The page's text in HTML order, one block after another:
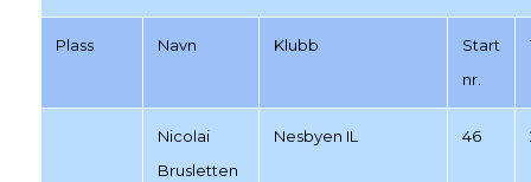
Plass Navn Klubb
Start
nr.
Nicolai
Brusletten
Nesbyen IL 46